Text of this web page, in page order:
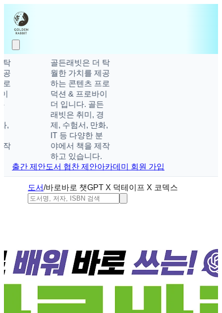
골든래빗은 더 탁
월한 가치를 제공
하는 콘텐츠 프로
덕션 & 프로바이
더 입니다. 골든
래빗은 취미, 경
제, 수험서, 만화,
IT 등 다양한 분
야에서 책을 제작
하고 있습니다.
출간 제안도서 협찬 제안아카데미 회원 가입
도서/바로바로 챗GPT X 덕테이프 X 코덱스